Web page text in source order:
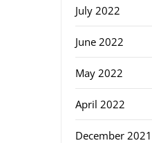
July 2022
June 2022
May 2022
April 2022
December 2021